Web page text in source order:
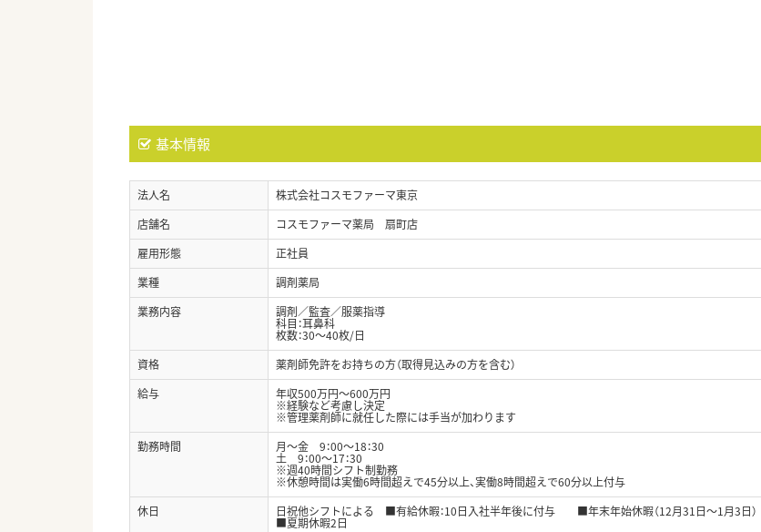
基本情報
法人名
株式会社コスモファーマ東京
店舗名
コスモファーマ薬局 扇町店
雇用形態
正社員
業種
調剤薬局
業務内容
調剤／監査／服薬指導
科目：耳鼻科
枚数：30～40枚/日
資格
薬剤師免許をお持ちの方（取得見込みの方を含む）
給与
年収500万円～600万円
※経験など考慮し決定
※管理薬剤師に就任した際には手当が加わります
勤務時間
月～金 9：00～18：30
土 9：00～17：30
※週40時間シフト制勤務
※休憩時間は実働6時間超えで45分以上、実働8時間超えで60分以上付与
休日
日祝他シフトによる ■有給休暇：10日入社半年後に付与 ■年末年始休暇（12月31日～1月3日）
■夏期休暇2日